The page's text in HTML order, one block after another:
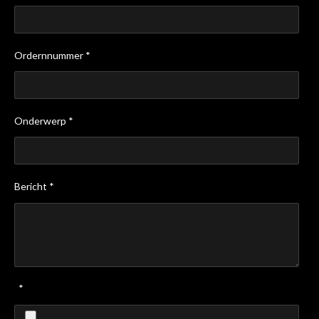
Ordernnummer *
Onderwerp *
Bericht *
*